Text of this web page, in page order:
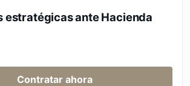
estratégicas ante Hacienda
Contratar ahora